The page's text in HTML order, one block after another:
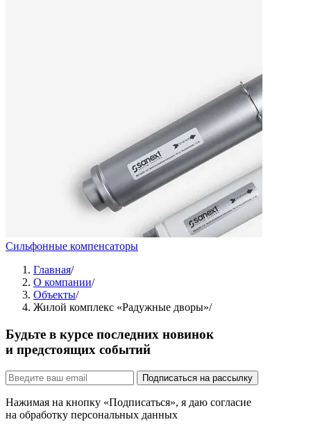
Сильфонные компенсаторы
Главная/
О компании/
Объекты/
Жилой комплекс «Радужные дворы»/
Будьте в курсе последних новинок
и предстоящих событий
Подписаться на рассылку
Нажимая на кнопку «Подписаться», я даю согласие
на обработку персональных данных